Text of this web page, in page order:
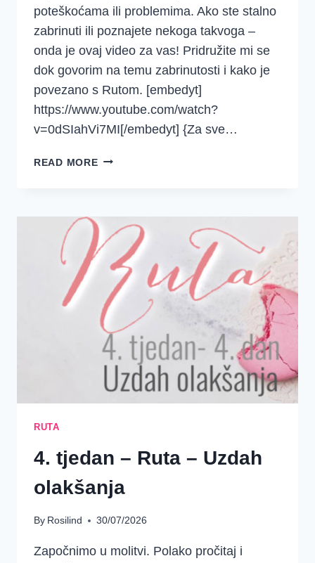
poteškoćama ili problemima. Ako ste stalno
zabrinuti ili poznajete nekoga takvoga –
onda je ovaj video za vas! Pridružite mi se
dok govorim na temu zabrinutosti i kako je
povezano s Rutom. [embedyt]
https://www.youtube.com/watch?
v=0dSIahVi7MI[/embedyt] {Za sve…
READ MOREJESI
RUTA
4. tjedan – Ruta – Uzdah
olakšanja
By Rosilind 30/07/2026
Započnimo u molitvi. Polako pročitaj i